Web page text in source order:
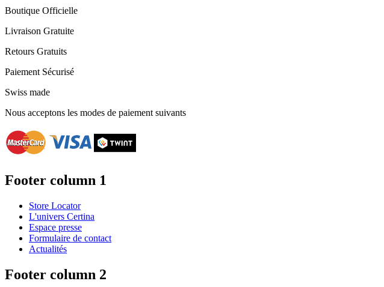
Boutique Officielle
Livraison Gratuite
Retours Gratuits
Paiement Sécurisé
Swiss made
Nous acceptons les modes de paiement suivants
Footer column 1
Store Locator
L'univers Certina
Espace presse
Formulaire de contact
Actualités
Footer column 2